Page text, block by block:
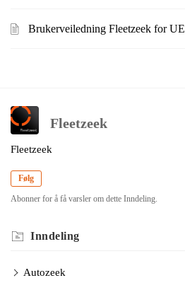
Brukerveiledning Fleetzeek for UE
Fleetzeek
Fleetzeek
Følg
Abonner for å få varsler om dette Inndeling.
Inndeling
Autozeek